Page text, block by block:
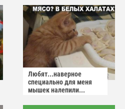
Любят...наверное
специально для меня
мышек налепили...